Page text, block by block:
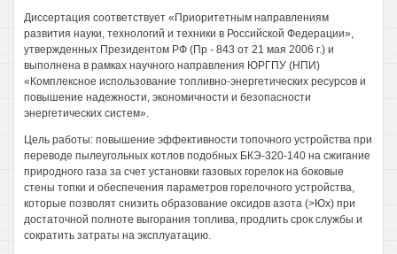
Диссертация соответствует «Приоритетным направлениям
развития науки, технологий и техники в Российской Федерации»,
утвержденных Президентом РФ (Пр - 843 от 21 мая 2006 г.) и
выполнена в рамках научного направления ЮРГПУ (НПИ)
«Комплексное использование топливно-энергетических ресурсов и
повышение надежности, экономичности и безопасности
энергетических систем».
Цель работы: повышение эффективности топочного устройства при
переводе пылеугольных котлов подобных БКЭ-320-140 на сжигание
природного газа за счет установки газовых горелок на боковые
стены топки и обеспечения параметров горелочного устройства,
которые позволят снизить образование оксидов азота (>Юх) при
достаточной полноте выгорания топлива, продлить срок службы и
сократить затраты на эксплуатацию.